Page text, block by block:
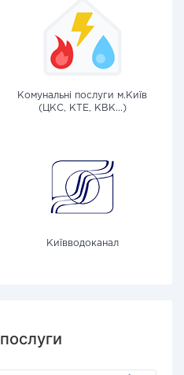
Комунальні послуги м.Київ
(ЦКС, КТЕ, КВК...)
Київводоканал